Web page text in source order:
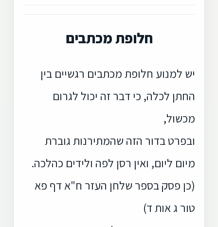
חלופת מכתבים
יש למנוע חלופת מכתבים רגשיים בין
החתן לכלה, כי דבר זה יכול לגרום
מכשול,
ובפרט בדור הזה שהמתירנות גוברת
מיום ליום, ואין רסן לפה ולידים כהלכה.
(כן פסק בספר שלחן העזר ח"א דף פא
טור ג אות ד)